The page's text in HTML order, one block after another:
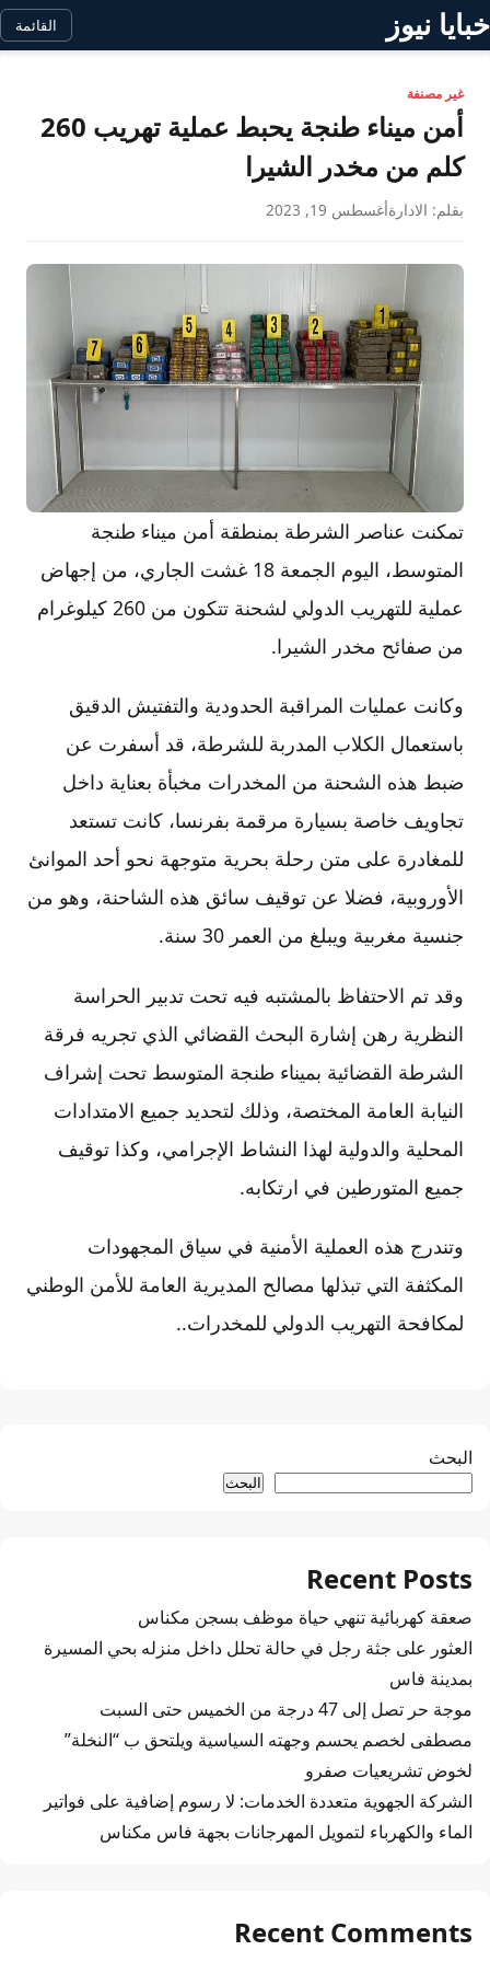
خبايا نيوز القائمة
غير مصنفة
أمن ميناء طنجة يحبط عملية تهريب 260
كلم من مخدر الشيرا
بقلم: الادارةأغسطس 19, 2023
تمكنت عناصر الشرطة بمنطقة أمن ميناء طنجة
المتوسط، اليوم الجمعة 18 غشت الجاري، من إجهاض
عملية للتهريب الدولي لشحنة تتكون من 260 كيلوغرام
من صفائح مخدر الشيرا.
وكانت عمليات المراقبة الحدودية والتفتيش الدقيق
باستعمال الكلاب المدربة للشرطة، قد أسفرت عن
ضبط هذه الشحنة من المخدرات مخبأة بعناية داخل
تجاويف خاصة بسيارة مرقمة بفرنسا، كانت تستعد
للمغادرة على متن رحلة بحرية متوجهة نحو أحد الموانئ
الأوروبية، فضلا عن توقيف سائق هذه الشاحنة، وهو من
جنسية مغربية ويبلغ من العمر 30 سنة.
وقد تم الاحتفاظ بالمشتبه فيه تحت تدبير الحراسة
النظرية رهن إشارة البحث القضائي الذي تجريه فرقة
الشرطة القضائية بميناء طنجة المتوسط تحت إشراف
النيابة العامة المختصة، وذلك لتحديد جميع الامتدادات
المحلية والدولية لهذا النشاط الإجرامي، وكذا توقيف
جميع المتورطين في ارتكابه.
وتندرج هذه العملية الأمنية في سياق المجهودات
المكثفة التي تبذلها مصالح المديرية العامة للأمن الوطني
لمكافحة التهريب الدولي للمخدرات..
البحث
البحث
Recent Posts
صعقة كهربائية تنهي حياة موظف بسجن مكناس
العثور على جثة رجل في حالة تحلل داخل منزله بحي المسيرة
بمدينة فاس
موجة حر تصل إلى 47 درجة من الخميس حتى السبت
مصطفى لخصم يحسم وجهته السياسية ويلتحق ب “النخلة”
لخوض تشريعيات صفرو
الشركة الجهوية متعددة الخدمات: لا رسوم إضافية على فواتير
الماء والكهرباء لتمويل المهرجانات بجهة فاس مكناس
Recent Comments